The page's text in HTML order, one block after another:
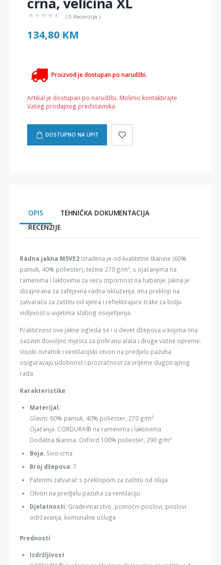
★ ★ ★ ★ ★ ( 0 Recenzija )
134,80 KM
Proizvod je dostupan po narudžbi.
Artikal je dostupan po narudžbi. Molimo kontaktirajte
Vašeg prodajnog predstavnika.
DOSTUPNO NA UPIT
OPIS
TEHNIČKA DOKUMENTACIJA
RECENZIJE
Radna jakna M5VE2 izrađena je od kvalitetne tkanine (60%
pamuk, 40% poliester), težine 270 g/m², s ojačanjima na
ramenima i laktovima za veću otpornost na habanje. Jakna je
dizajnirana za zahtjevna radna okruženja, ima preklop na
zatvaraču za zaštitu od vjetra i reflektirajuće trake za bolju
vidljivost u uvjetima slabog osvjetljenja.
Praktičnost ove jakne ogleda se i u devet džepova u kojima ima
sasvim dovoljno mjesta za pohranu alata i druge važne opreme.
Visoki ovratnik i ventilacijski otvori na predjelu pazuha
osiguravaju udobnost i prozračnost za vrijeme dugotrajnog
rada.
Karakteristike
Materijal:
Glavni: 60% pamuk, 40% poliester, 270 g/m²
Ojačanja: CORDURA® na ramenima i laktovima
Dodatna tkanina: Oxford 100% poliester, 290 g/m²
Boja: Sivo-crna
Broj džepova:7
Patentni zatvarač s preklopom za zaštitu od oluja
Otvori na predjelu pazuha za ventilaciju
Djelatnosti: Građevinarstvo, pomoćni poslovi, poslovi
održavanja, komunalne usluge
Prednosti
Izdržljivost